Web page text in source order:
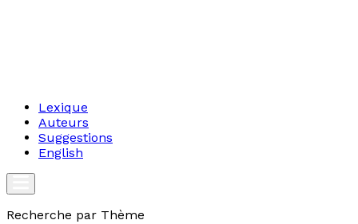
Lexique
Auteurs
Suggestions
English
Recherche par Thème